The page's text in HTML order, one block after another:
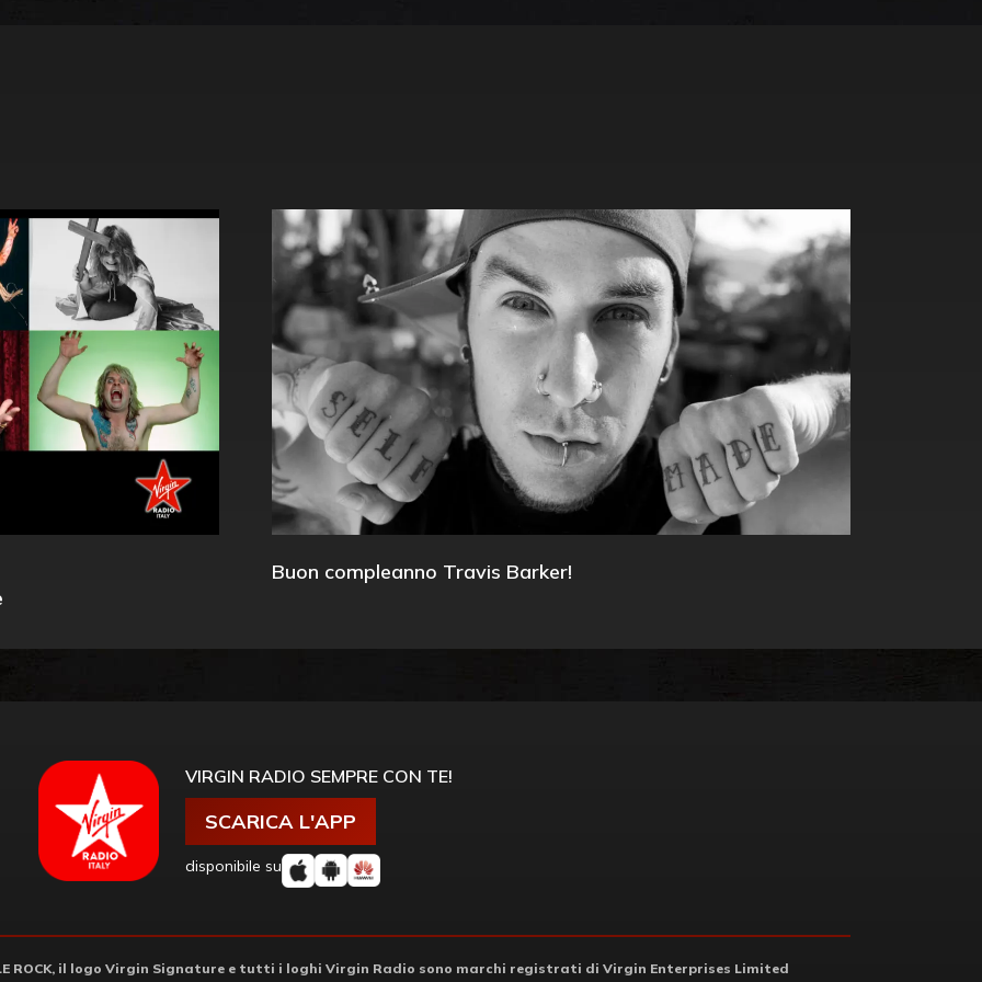
Buon compleanno Travis Barker!
VIRGIN RADIO SEMPRE CON TE!
SCARICA L'APP
disponibile su
ROCK, il logo Virgin Signature e tutti i loghi Virgin Radio sono marchi registrati di Virgin Enterprises Limited